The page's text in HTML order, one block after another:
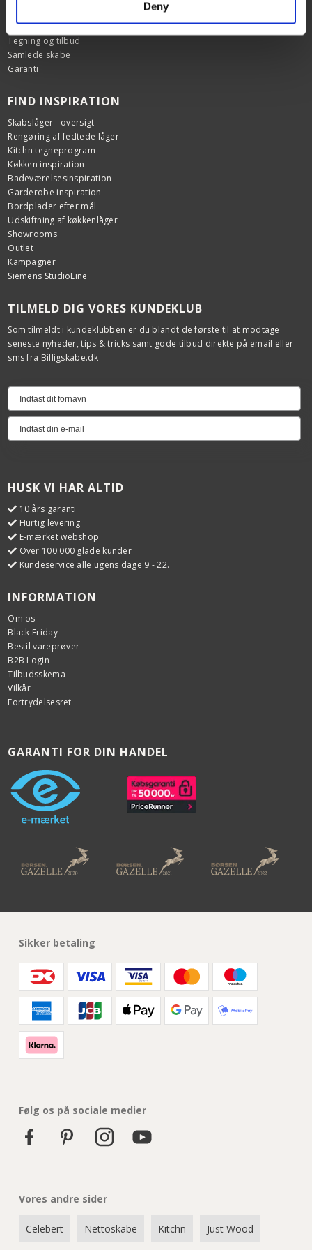
Deny
Samlevejledninger
Tegning og tilbud
Samlede skabe
Garanti
FIND INSPIRATION
Skabslåger - oversigt
Rengøring af fedtede låger
Kitchn tegneprogram
Køkken inspiration
Badeværelsesinspiration
Garderobe inspiration
Bordplader efter mål
Udskiftning af køkkenlåger
Showrooms
Outlet
Kampagner
Siemens StudioLine
TILMELD DIG VORES KUNDEKLUB
Som tilmeldt i kundeklubben er du blandt de første til at modtage
seneste nyheder, tips & tricks samt gode tilbud direkte på email eller
sms fra Billigskabe.dk
HUSK VI HAR ALTID
10 års garanti
Hurtig levering
E-mærket webshop
Over 100.000 glade kunder
Kundeservice alle ugens dage 9 - 22.
INFORMATION
Om os
Black Friday
Bestil vareprøver
B2B Login
Tilbudsskema
Vilkår
Fortrydelsesret
GARANTI FOR DIN HANDEL
Sikker betaling
Følg os på sociale medier
Vores andre sider
Celebert Nettoskabe Kitchn Just Wood